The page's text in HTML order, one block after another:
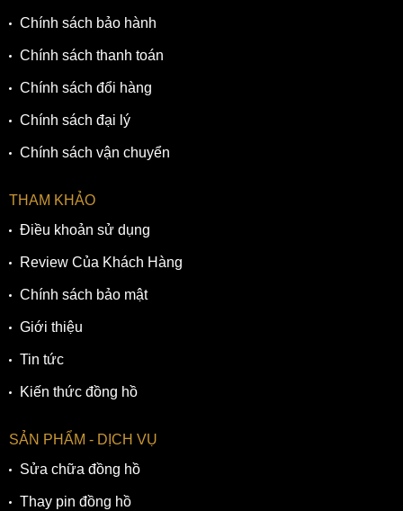
Chính sách bảo hành
Chính sách thanh toán
Chính sách đổi hàng
Chính sách đại lý
Chính sách vận chuyển
THAM KHẢO
Điều khoản sử dụng
Review Của Khách Hàng
Chính sách bảo mật
Giới thiệu
Tin tức
Kiến thức đồng hồ
SẢN PHẨM - DỊCH VỤ
Sửa chữa đồng hồ
Thay pin đồng hồ